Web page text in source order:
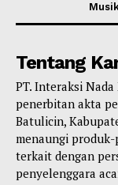
Tentang
PT. Interaksi
penerbitan akta
Batulicin,
menaungi produk-
terkait dengan
penyelenggara